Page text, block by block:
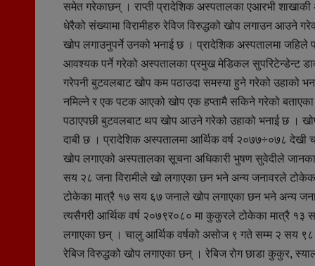
समेत गरेकाछन् । राप्ती प्रादेशिक अस्पतालका एआरभी
धेरैको संख्यामा विरामीहरु रेविज विरुद्धको खोप लगाउन आउने
खोप लगाउनुपर्ने उनको भनाई छ । प्रादेशिक अस्पतालमा
आवश्यक पर्ने गरेको अस्पतालका प्रमुख मेडिकल सुपरिटेन्डेन्ट
गरेपनी बुटवलबाट खोप कम पठाउदा समस्या हुने गरेको उहाको
नमिल्ने र एक पटक आएको खोप एक हप्तामै सकिने गरेको
पठाएपछी बुटवलबाट थप खोप आउने गरेको उहाको भनाई छ ।
दाबी छ । प्रादेशिक अस्पतालमा आर्थिक वर्ष २०७७÷०७८
खोप लगाएको अस्पतालका सूचना अधिकारी भुषण सुवेदीले
सय २८ जना विरामीले खो लगाएका छन भने अन्य जनावरले
टोकेका मात्रै १७ सय ६७ जनाले खोप लगाएका छन भने अन्य
त्यसैगरी आर्थिक वर्ष २०७९र०८० मा कुकुरले टोकेका मात्रै
लगाएका छन् । चालु आर्थिक वर्षको असोज ९ गते सम्म २ सय
रेबिज विरुद्धको खोप लगाएका छन् । रेबिज रोग छाडा कुकुर,